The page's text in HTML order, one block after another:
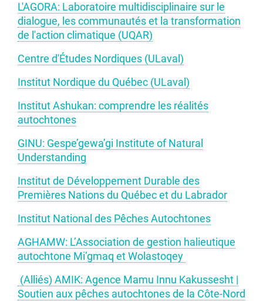
L'AGORA: Laboratoire multidisciplinaire sur le
dialogue, les communautés et la transformation
de l'action climatique (UQAR)
Centre d'Études Nordiques (ULaval)
Institut Nordique du Québec (ULaval)
Institut Ashukan: comprendre les réalités
autochtones
GINU: Gespe’gewa’gi Institute of Natural
Understanding
Institut de Développement Durable des
Premières Nations du Québec et du Labrador
Institut National des Pêches Autochtones
AGHAMW: L’Association de gestion halieutique
autochtone Mi’gmaq et Wolastoqey
(Alliés) AMIK: Agence Mamu Innu Kakussesht |
Soutien aux pêches autochtones de la Côte-Nord